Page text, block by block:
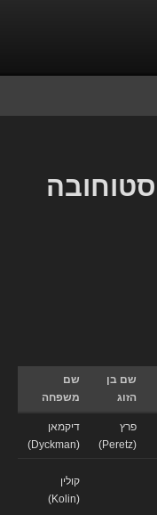
שם בן
הזוג
שם
משפחה
פרץ
(Peretz)
דיקמאן
(Dyckman)
קולין
(Kolin)